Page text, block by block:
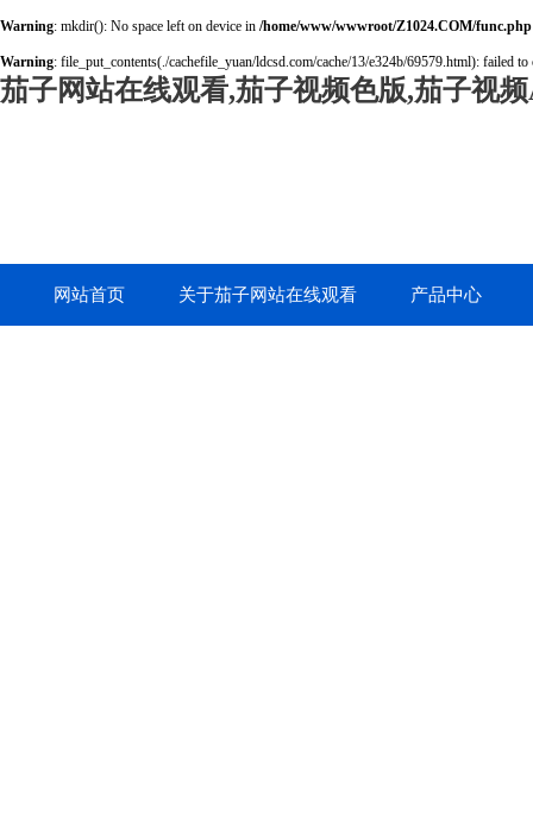
Warning: mkdir(): No space left on device in /home/www/wwwroot/Z1024.COM/func.php
Warning: file_put_contents(./cachefile_yuan/ldcsd.com/cache/13/e324b/69579.html): failed
茄子网站在线观看,茄子视频色版,茄子视
网站首页 关于茄子网站在线观看 产品中心